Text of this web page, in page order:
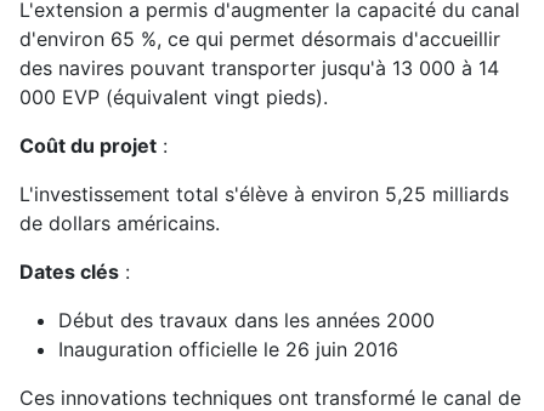
L'extension a permis d'augmenter la capacité du canal
d'environ 65 %, ce qui permet désormais d'accueillir
des navires pouvant transporter jusqu'à 13 000 à 14
000 EVP (équivalent vingt pieds).
Coût du projet :
L'investissement total s'élève à environ 5,25 milliards
de dollars américains.
Dates clés :
Début des travaux dans les années 2000
Inauguration officielle le 26 juin 2016
Ces innovations techniques ont transformé le canal de